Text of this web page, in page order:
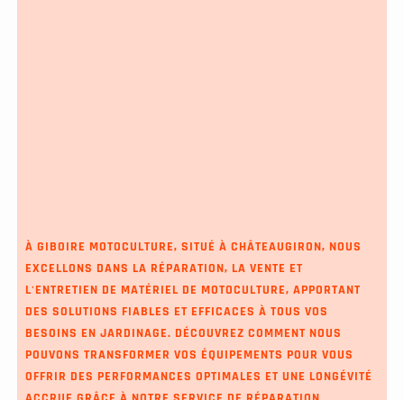
À GIBOIRE MOTOCULTURE, SITUÉ À CHÂTEAUGIRON, NOUS
EXCELLONS DANS LA RÉPARATION, LA VENTE ET
L'ENTRETIEN DE MATÉRIEL DE MOTOCULTURE, APPORTANT
DES SOLUTIONS FIABLES ET EFFICACES À TOUS VOS
BESOINS EN JARDINAGE. DÉCOUVREZ COMMENT NOUS
POUVONS TRANSFORMER VOS ÉQUIPEMENTS POUR VOUS
OFFRIR DES PERFORMANCES OPTIMALES ET UNE LONGÉVITÉ